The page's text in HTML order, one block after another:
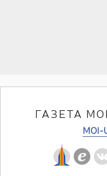
ГАЗЕТА
MOI-